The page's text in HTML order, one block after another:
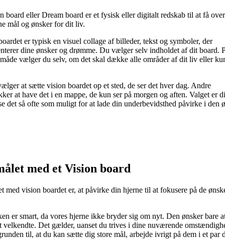
board eller Dream board er et fysisk eller digitalt redskab til at få
mål og ønsker for dit liv.
er typisk en visuel collage af billeder, tekst og symboler, der
dine ønsker og drømme. Du vælger selv indholdet af dit board.
vælger du selv, om det skal dække alle områder af dit liv eller
at sætte vision boardet op et sted, de ser det hver dag. Andre
at have det i en mappe, de kun ser på morgen og aften. Valget er
det så ofte som muligt for at lade din underbevidsthed påvirke i den
med et Vision board
med vision boardet er, at påvirke din hjerne til at fokusere på de
er smart, da vores hjerne ikke bryder sig om nyt. Den ønsker bare
velkendte. Det gælder, uanset du trives i dine nuværende
til, at du kan sætte dig store mål, arbejde ivrigt på dem i et par